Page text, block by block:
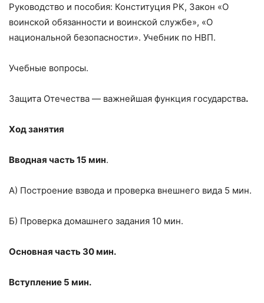
Руководство и пособия: Конституция РК, Закон «О
воинской обязанности и воинской службе», «О
национальной безопасности». Учебник по НВП.
Учебные вопросы.
Защита Отечества — важнейшая функция государства.
Ход занятия
Вводная часть 15 мин.
А) Построение взвода и проверка внешнего вида 5 мин.
Б) Проверка домашнего задания 10 мин.
Основная часть 30 мин.
Вступление 5 мин.